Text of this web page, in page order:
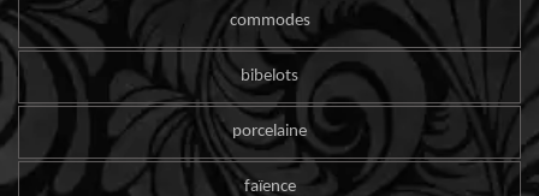
commodes
bibelots
porcelaine
faïence